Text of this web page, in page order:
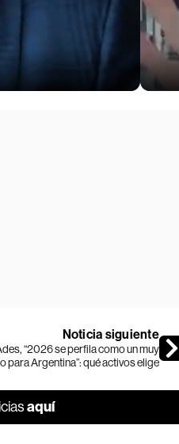
Noticia siguiente
“2026 se perfila como un muy
para Argentina”: qué activos elige
aquí